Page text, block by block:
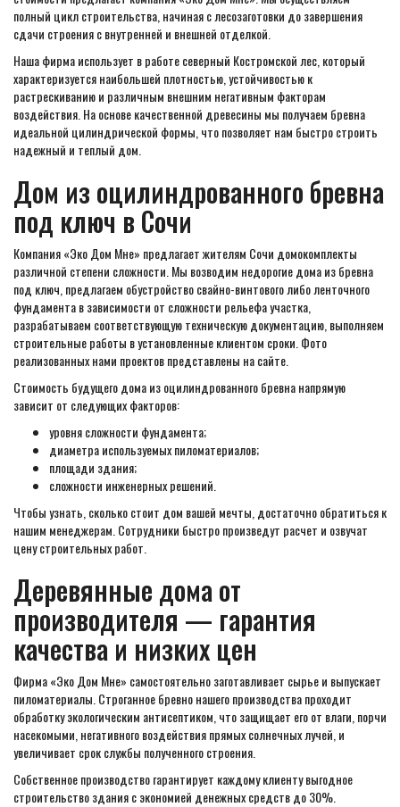
полный цикл строительства, начиная с лесозаготовки до завершения
сдачи строения с внутренней и внешней отделкой.
Наша фирма использует в работе северный Костромской лес, который
характеризуется наибольшей плотностью, устойчивостью к
растрескиванию и различным внешним негативным факторам
воздействия. На основе качественной древесины мы получаем бревна
идеальной цилиндрической формы, что позволяет нам быстро строить
надежный и теплый дом.
Дом из оцилиндрованного бревна
под ключ в Сочи
Компания «Эко Дом Мне» предлагает жителям Сочи домокомплекты
различной степени сложности. Мы возводим недорогие дома из бревна
под ключ, предлагаем обустройство свайно-винтового либо ленточного
фундамента в зависимости от сложности рельефа участка,
разрабатываем соответствующую техническую документацию, выполняем
строительные работы в установленные клиентом сроки. Фото
реализованных нами проектов представлены на сайте.
Стоимость будущего дома из оцилиндрованного бревна напрямую
зависит от следующих факторов:
уровня сложности фундамента;
диаметра используемых пиломатериалов;
площади здания;
сложности инженерных решений.
Чтобы узнать, сколько стоит дом вашей мечты, достаточно обратиться к
нашим менеджерам. Сотрудники быстро произведут расчет и озвучат
цену строительных работ.
Деревянные дома от
производителя — гарантия
качества и низких цен
Фирма «Эко Дом Мне» самостоятельно заготавливает сырье и выпускает
пиломатериалы. Строганное бревно нашего производства проходит
обработку экологическим антисептиком, что защищает его от влаги, порчи
насекомыми, негативного воздействия прямых солнечных лучей, и
увеличивает срок службы полученного строения.
Собственное производство гарантирует каждому клиенту выгодное
строительство здания с экономией денежных средств до 30%.